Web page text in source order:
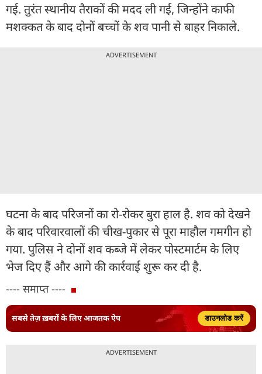
गई. तुरंत स्थानीय तैराकों की मदद ली गई, जिन्होंने काफी
मशक्कत के बाद दोनों बच्चों के शव पानी से बाहर निकाले.
ADVERTISEMENT
घटना के बाद परिजनों का रो-रोकर बुरा हाल है. शव को देखने
के बाद परिवारवालों की चीख-पुकार से पूरा माहौल गमगीन हो
गया. पुलिस ने दोनों शव कब्जे में लेकर पोस्टमार्टम के लिए
भेज दिए हैं और आगे की कार्रवाई शुरू कर दी है.
---- समाप्त ----
सबसे तेज़ ख़बरों के लिए आजतक ऐप डाउनलोड करें
ADVERTISEMENT